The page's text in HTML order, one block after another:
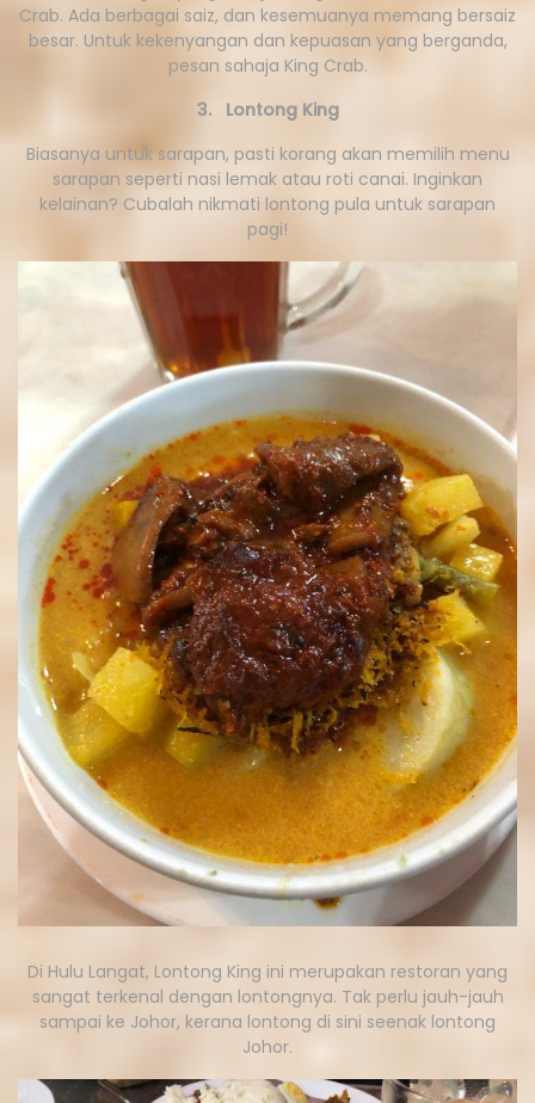
Crab. Ada berbagai saiz, dan kesemuanya memang bersaiz
besar. Untuk kekenyangan dan kepuasan yang berganda,
pesan sahaja King Crab.
3. Lontong King
Biasanya untuk sarapan, pasti korang akan memilih menu
sarapan seperti nasi lemak atau roti canai. Inginkan
kelainan? Cubalah nikmati lontong pula untuk sarapan
pagi!
Di Hulu Langat, Lontong King ini merupakan restoran yang
sangat terkenal dengan lontongnya. Tak perlu jauh-jauh
sampai ke Johor, kerana lontong di sini seenak lontong
Johor.